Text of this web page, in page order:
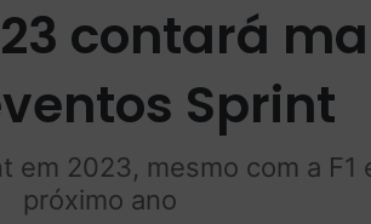
contará
Sprint
em 2023, mesmo com a
próximo ano